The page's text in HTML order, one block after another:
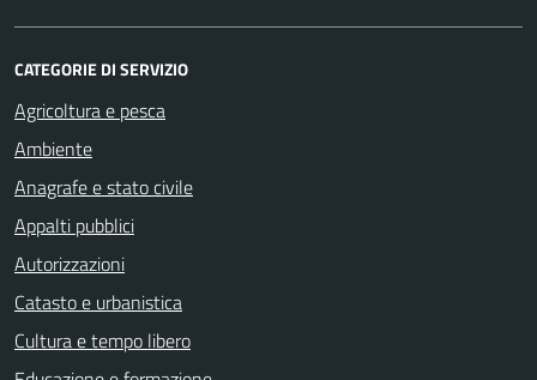
CATEGORIE DI SERVIZIO
Agricoltura e pesca
Ambiente
Anagrafe e stato civile
Appalti pubblici
Autorizzazioni
Catasto e urbanistica
Cultura e tempo libero